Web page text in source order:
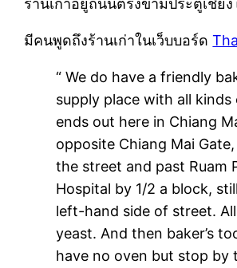
ร้านเก่าอยู่ถนนตรงข้ามประตูเชียง
มีคนพูดถึงร้านเก่าในเว็บบอร์ด
“ We do have a friendly
supply place with all kinds
ends out here in Chiang
opposite Chiang Mai
the street and past Ruam
Hospital by 1/2 a block,
left-hand side of street.
yeast. And then baker’s
have no oven but stop by